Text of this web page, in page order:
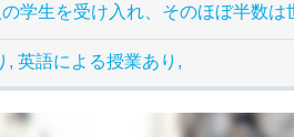
学生を受け入れ、そのほぼ半数
, 英語による授業あり,